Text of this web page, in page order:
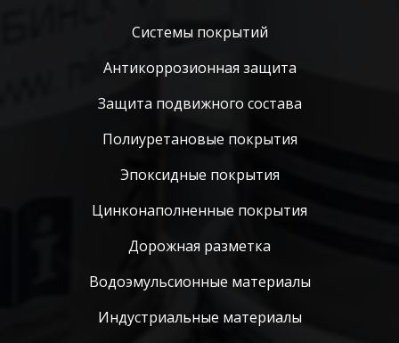
Системы покрытий
Антикоррозионная защита
Защита подвижного состава
Полиуретановые покрытия
Эпоксидные покрытия
Цинконаполненные покрытия
Дорожная разметка
Водоэмульсионные материалы
Индустриальные материалы